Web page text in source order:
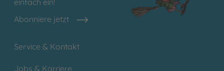
Abonniere jetzt
Service & Kontakt
Jobs & Karriere